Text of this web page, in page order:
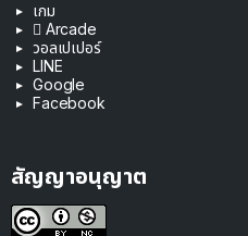
เกม
 Arcade
วอลเปเปอร์
LINE
Google
Facebook
สัญญาอนุญาต